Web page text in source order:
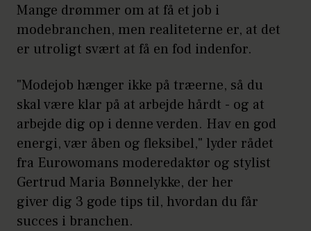
Mange drømmer om at få et job i
modebranchen, men realiteterne er, at det
er utroligt svært at få en fod indenfor.
"Modejob hænger ikke på træerne, så du
skal være klar på at arbejde hårdt - og at
arbejde dig op i denne verden. Hav en god
energi, vær åben og fleksibel," lyder rådet
fra Eurowomans moderedaktør og stylist
Gertrud Maria Bønnelykke, der her
giver dig 3 gode tips til, hvordan du får
succes i branchen.